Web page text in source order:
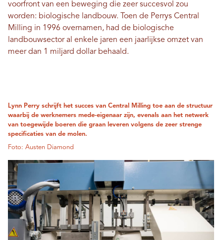
voorfront van een beweging die zeer succesvol zou
worden: biologische landbouw. ​​Toen de Perrys Central
Milling in 1996 overnamen, had de biologische
landbouwsector al enkele jaren een jaarlijkse omzet van
meer dan 1 miljard dollar behaald.
Lynn Perry schrijft het succes van Central Milling toe aan de structuur
waarbij de werknemers mede-eigenaar zijn, evenals aan het netwerk
van toegewijde boeren die graan leveren volgens de zeer strenge
specificaties van de molen.
Foto: Austen Diamond